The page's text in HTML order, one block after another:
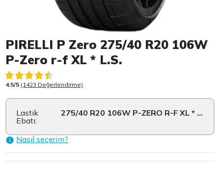
Item 1 of 1
PIRELLI P Zero 275/40 R20 106W
P-Zero r-f XL * L.S.
4.5/5 (1423 Değerlendirme)
Lastik
Ebatı:
275/40 R20 106W P-ZERO R-F XL * L.S.
Nasıl seçerim?